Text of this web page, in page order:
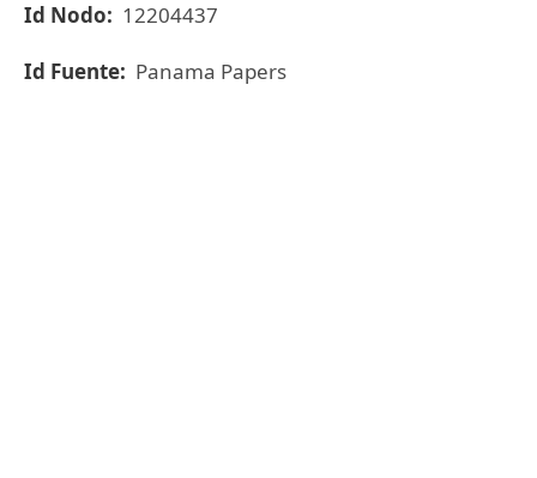
Id Nodo: 12204437
Id Fuente: Panama Papers